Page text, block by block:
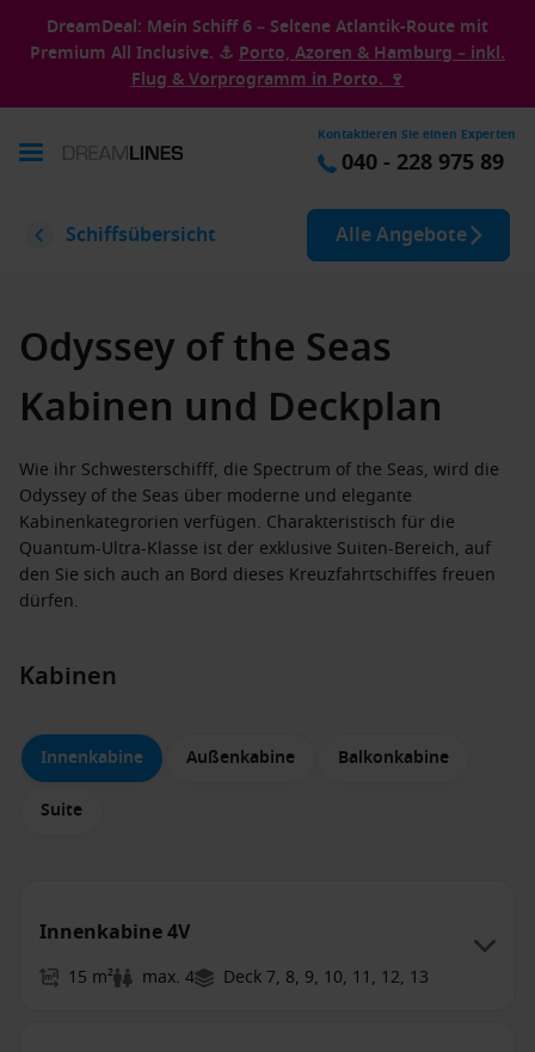
DreamDeal: Mein Schiff 6 – Seltene Atlantik-Route mit
Premium All Inclusive. ⚓ Porto, Azoren & Hamburg – inkl.
Flug & Vorprogramm in Porto. 🍷
Kontaktieren Sie einen Experten
040 - 228 975 89
Schiffsübersicht Alle Angebote
Odyssey of the Seas
Kabinen und Deckplan
Wie ihr Schwesterschifff, die Spectrum of the Seas, wird die
Odyssey of the Seas über moderne und elegante
Kabinenkategrorien verfügen. Charakteristisch für die
Quantum-Ultra-Klasse ist der exklusive Suiten-Bereich, auf
den Sie sich auch an Bord dieses Kreuzfahrtschiffes freuen
dürfen.
Kabinen
Innenkabine Außenkabine Balkonkabine
Suite
Innenkabine 4V
15 m² max. 4 Deck 7, 8, 9, 10, 11, 12, 13